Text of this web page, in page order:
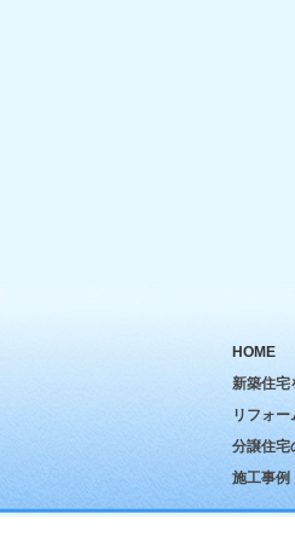
HOME
新築住宅
リフォー
分譲住宅
施工事例